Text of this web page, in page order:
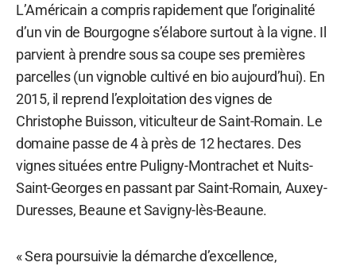
L’Américain a compris rapidement que l’originalité
d’un vin de Bourgogne s’élabore surtout à la vigne. Il
parvient à prendre sous sa coupe ses premières
parcelles (un vignoble cultivé en bio aujourd’hui). En
2015, il reprend l’exploitation des vignes de
Christophe Buisson, viticulteur de Saint-Romain. Le
domaine passe de 4 à près de 12 hectares. Des
vignes situées entre Puligny-Montrachet et Nuits-
Saint-Georges en passant par Saint-Romain, Auxey-
Duresses, Beaune et Savigny-lès-Beaune.
« Sera poursuivie la démarche d’excellence,